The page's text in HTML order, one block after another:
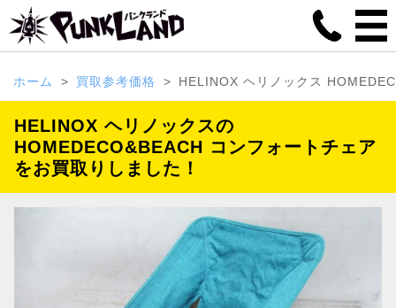
ホーム 買取参考価格 HELINOX ヘリノックス
HELINOX ヘリノックスの
HOMEDECO&BEACH コンフォートチェア
をお買取りしました！